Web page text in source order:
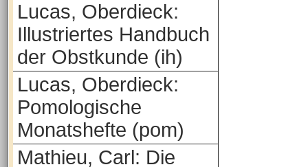
Lucas, Oberdieck:
Illustriertes Handbuch
der Obstkunde (ih)
Lucas, Oberdieck:
Pomologische
Monatshefte (pom)
Mathieu, Carl: Die